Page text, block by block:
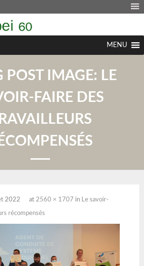
MENU
POST IMAGE: LE
FAIRE DES
2022 at 2560 × 1707 in Le savoir-
récompensés